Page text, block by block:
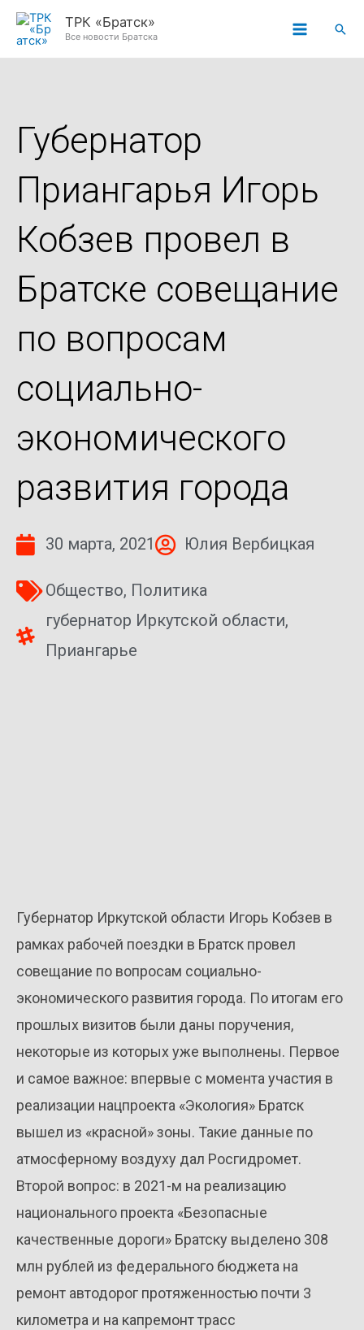
Перейти
ТРК «Братск»
Все новости Братска
Губернатор
Приангарья Игорь
Кобзев провел в
Братске совещание
по вопросам
социально-
экономического
развития города
30 марта, 2021 Юлия Вербицкая
Общество, Политика
губернатор Иркутской области,
Приангарье
Губернатор Иркутской области Игорь Кобзев в
рамках рабочей поездки в Братск провел
совещание по вопросам социально-
экономического развития города. По итогам его
прошлых визитов были даны поручения,
некоторые из которых уже выполнены. Первое
и самое важное: впервые с момента участия в
реализации нацпроекта «Экология» Братск
вышел из «красной» зоны. Такие данные по
атмосферному воздуху дал Росгидромет.
Второй вопрос: в 2021-м на реализацию
национального проекта «Безопасные
качественные дороги» Братску выделено 308
млн рублей из федерального бюджета на
ремонт автодорог протяженностью почти 3
километра и на капремонт трасс